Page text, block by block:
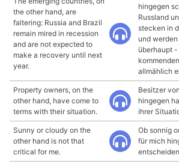
the other hand, are
faltering: Russia and Brazil
remain mired in recession
and are not expected to
make a recovery until next
year.
hingegen
Russland
stecken in
und
überhaupt
allmählich
Property owners, on the
other hand, have come to
terms with their situation.
Besitzer
hingegen
ihrer
Sunny or cloudy on the
other hand is not that
critical for me.
Ob sonnig
für mich